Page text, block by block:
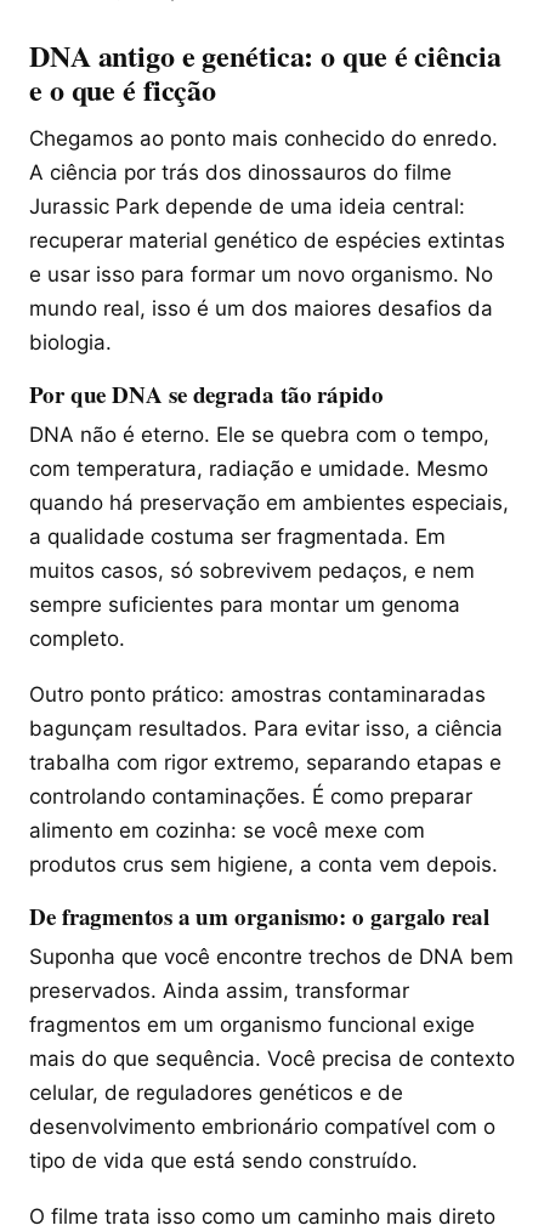
DNA antigo e genética: o que é ciência
e o que é ficção
Chegamos ao ponto mais conhecido do enredo.
A ciência por trás dos dinossauros do filme
Jurassic Park depende de uma ideia central:
recuperar material genético de espécies extintas
e usar isso para formar um novo organismo. No
mundo real, isso é um dos maiores desafios da
biologia.
Por que DNA se degrada tão rápido
DNA não é eterno. Ele se quebra com o tempo,
com temperatura, radiação e umidade. Mesmo
quando há preservação em ambientes especiais,
a qualidade costuma ser fragmentada. Em
muitos casos, só sobrevivem pedaços, e nem
sempre suficientes para montar um genoma
completo.
Outro ponto prático: amostras contaminaradas
bagunçam resultados. Para evitar isso, a ciência
trabalha com rigor extremo, separando etapas e
controlando contaminações. É como preparar
alimento em cozinha: se você mexe com
produtos crus sem higiene, a conta vem depois.
De fragmentos a um organismo: o gargalo real
Suponha que você encontre trechos de DNA bem
preservados. Ainda assim, transformar
fragmentos em um organismo funcional exige
mais do que sequência. Você precisa de contexto
celular, de reguladores genéticos e de
desenvolvimento embrionário compatível com o
tipo de vida que está sendo construído.
O filme trata isso como um caminho mais direto